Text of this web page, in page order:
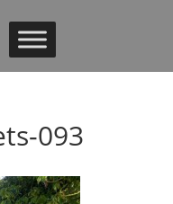
093